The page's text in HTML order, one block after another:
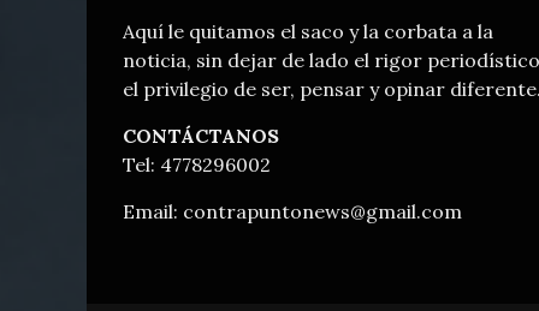
Aquí le quitamos el saco y la corbata a la
noticia, sin dejar de lado el rigor
el privilegio de ser, pensar y opinar diferente.
CONTÁCTANOS
Tel: 4778296002
Email: contrapuntonews@gmail.com